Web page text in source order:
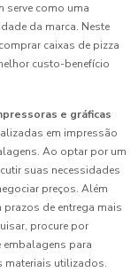
serve como uma
da marca. Neste
caixas de pizza
custo-benefício
e gráficas
em impressão
Ao optar por um
suas necessidades
preços. Além
de entrega mais
procure por
embalagens para
materiais utilizados.